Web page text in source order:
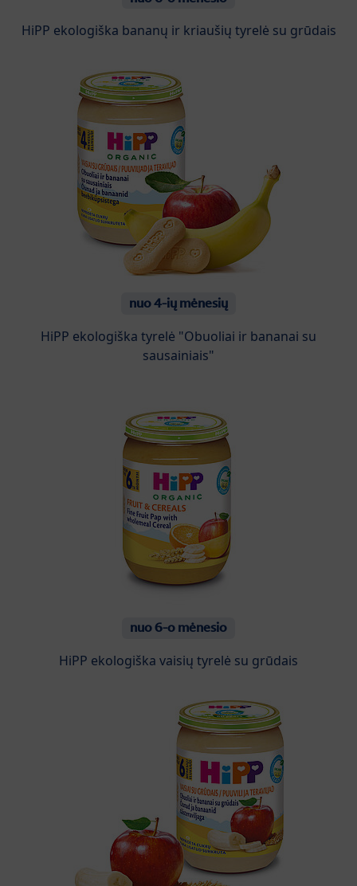
HiPP ekologiška bananų ir kriaušių tyrelė su grūdais
nuo 4-ių mėnesių
HiPP ekologiška tyrelė "Obuoliai ir bananai su
sausainiais"
nuo 6-o mėnesio
HiPP ekologiška vaisių tyrelė su grūdais